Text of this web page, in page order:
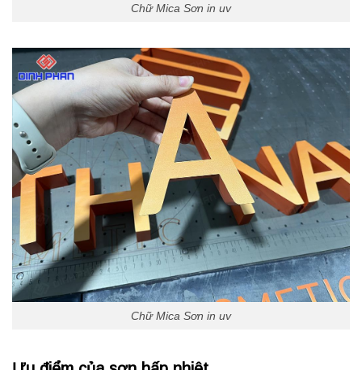
Chữ Mica Sơn in uv
Chữ Mica Sơn in uv